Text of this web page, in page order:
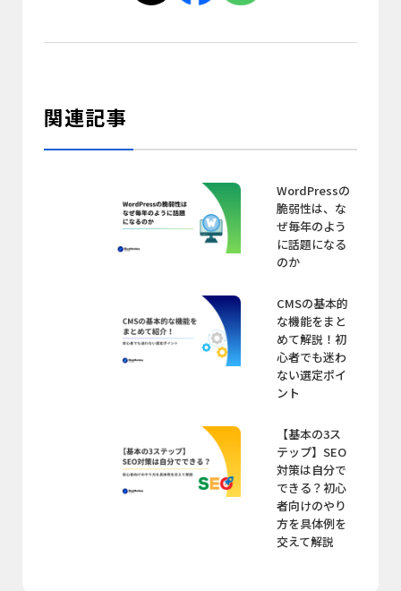
関連記事
WordPressの
脆弱性は、な
ぜ毎年のよう
に話題になる
のか
CMSの基本的
な機能をまと
めて解説！初
心者でも迷わ
ない選定ポイ
ント
【基本の3ス
テップ】SEO
対策は自分で
できる？初心
者向けのやり
方を具体例を
交えて解説